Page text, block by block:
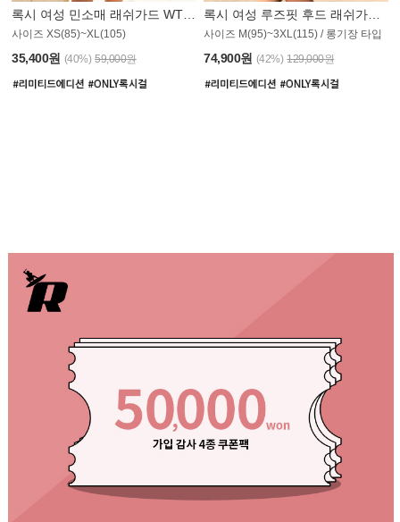
사이즈 XS(85)~XL(105)
35,400원 (40%) 59,000원
사이즈 M(95)~3XL(115) / 롱기장 타입
74,900원 (42%) 129,000원